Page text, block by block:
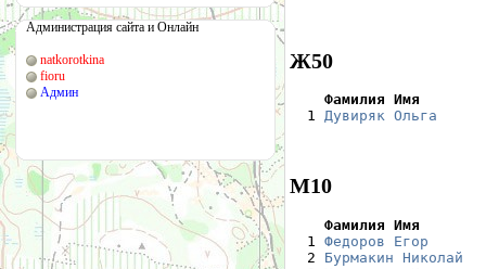
Администрация сайта и Онлайн
natkorotkina
fioru
Админ
Ж50
Фамилия Имя
1 Дувиряк Ольга
М10
Фамилия Имя
1 Федоров Егор
  2
Бурмакин Николай